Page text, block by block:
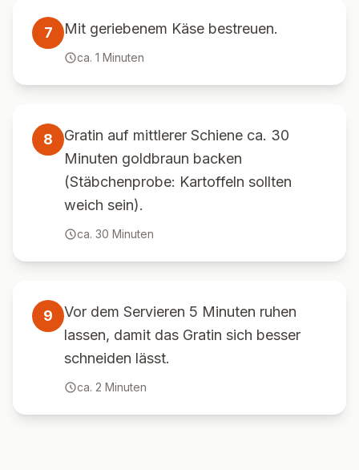
7 Mit geriebenem Käse bestreuen.
ca. 1 Minuten
8
Gratin auf mittlerer Schiene ca. 30
Minuten goldbraun backen
(Stäbchenprobe: Kartoffeln sollten
weich sein).
ca. 30 Minuten
9
Vor dem Servieren 5 Minuten ruhen
lassen, damit das Gratin sich besser
schneiden lässt.
ca. 2 Minuten